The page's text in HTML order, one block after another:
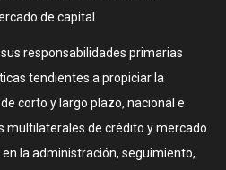
de capital.
responsabilidades primarias
tendientes a propiciar la
corto y largo plazo, nacional e
multilaterales de crédito y mercado
la administración, seguimiento,